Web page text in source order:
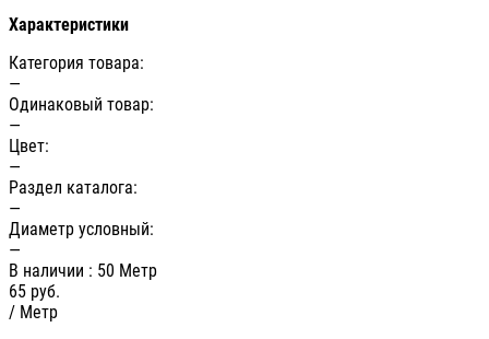
Характеристики
Категория товара:
—
Одинаковый товар:
—
Цвет:
—
Раздел каталога:
—
Диаметр условный:
—
В наличии : 50 Метр
65 руб.
/ Метр